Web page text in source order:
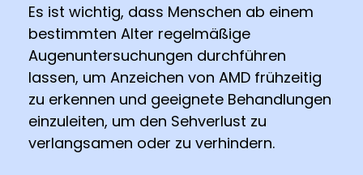
Es ist wichtig, dass Menschen ab einem
bestimmten Alter regelmäßige
Augenuntersuchungen durchführen
lassen, um Anzeichen von AMD frühzeitig
zu erkennen und geeignete Behandlungen
einzuleiten, um den Sehverlust zu
verlangsamen oder zu verhindern.